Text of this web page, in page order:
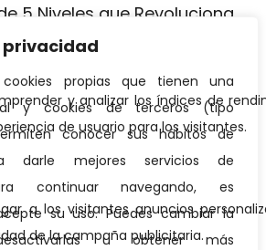
propias que tienen una
y cookies de terceros (tipo
conocer sus hábitos de
darle mejores servicios de
continuar navegando, es
su uso. Puedes cambiar la
u obtener más
5 Niveles que Revoluciona
Portfolio de Data Analytics
en 2025
para Ser Analista de
(Revelado)